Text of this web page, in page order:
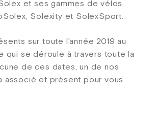
et ses gammes de vélos
Solexity et SolexSport.
sur toute l’année 2019 au
qui se déroule à travers toute la
de ces dates, un de nos
associé et présent pour vous